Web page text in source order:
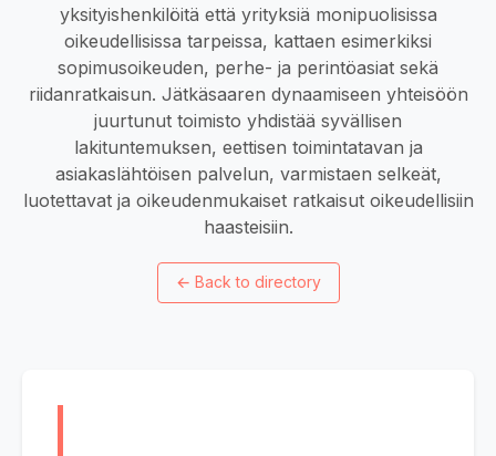
yksityishenkilöitä että yrityksiä monipuolisissa
oikeudellisissa tarpeissa, kattaen esimerkiksi
sopimusoikeuden, perhe- ja perintöasiat sekä
riidanratkaisun. Jätkäsaaren dynaamiseen yhteisöön
juurtunut toimisto yhdistää syvällisen
lakituntemuksen, eettisen toimintatavan ja
asiakaslähtöisen palvelun, varmistaen selkeät,
luotettavat ja oikeudenmukaiset ratkaisut oikeudellisiin
haasteisiin.
← Back to directory